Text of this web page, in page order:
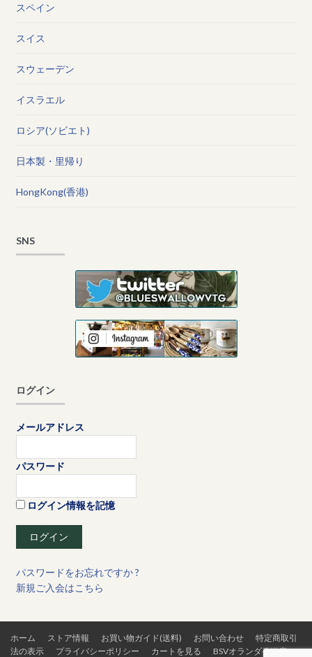
スペイン
スイス
スウェーデン
イスラエル
ロシア(ソビエト)
日本製・里帰り
HongKong(香港)
SNS
ログイン
メールアドレス
パスワード
ログイン情報を記憶
パスワードをお忘れですか ?
新規ご入会はこちら
ホーム ストア情報 お買い物ガイド(送料) お問い合わせ
特定商取引
法の表示
プライバシーポリシー カートを見る BSVオランダ発送店